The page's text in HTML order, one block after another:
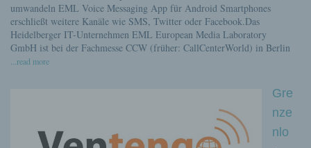
umwandeln EML Voice Messaging App für Android Smartphones
erschließt weitere Kanäle wie SMS, Twitter oder Facebook.Das
Heidelberger IT-Unternehmen EML European Media Laboratory
GmbH ist bei der Fachmesse CCW (früher: CallCenterWorld) in Berlin
...read more
Gre
nze
nlo